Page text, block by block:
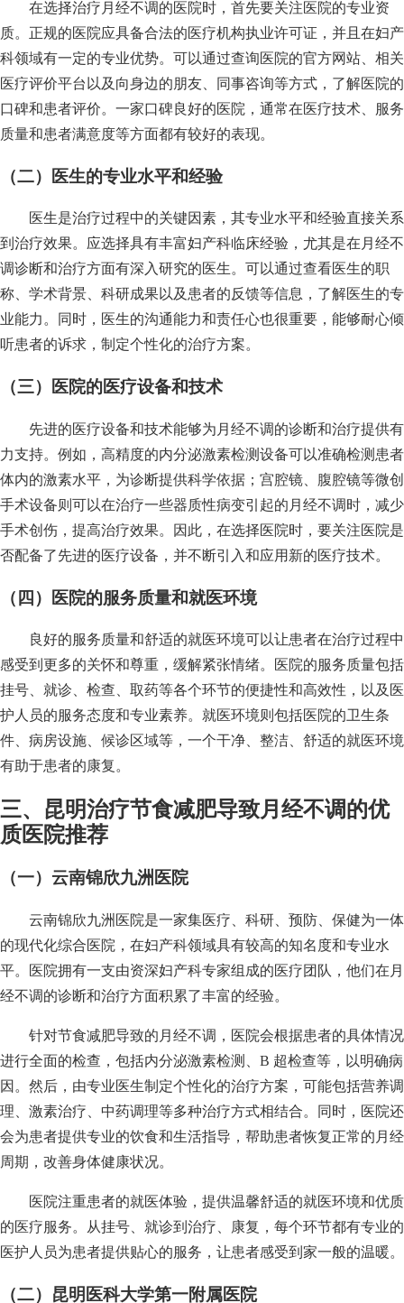
在选择治疗月经不调的医院时，首先要关注医院的专业资
质。正规的医院应具备合法的医疗机构执业许可证，并且在妇产
科领域有一定的专业优势。可以通过查询医院的官方网站、相关
医疗评价平台以及向身边的朋友、同事咨询等方式，了解医院的
口碑和患者评价。一家口碑良好的医院，通常在医疗技术、服务
质量和患者满意度等方面都有较好的表现。
（二）医生的专业水平和经验
医生是治疗过程中的关键因素，其专业水平和经验直接关系
到治疗效果。应选择具有丰富妇产科临床经验，尤其是在月经不
调诊断和治疗方面有深入研究的医生。可以通过查看医生的职
称、学术背景、科研成果以及患者的反馈等信息，了解医生的专
业能力。同时，医生的沟通能力和责任心也很重要，能够耐心倾
听患者的诉求，制定个性化的治疗方案。
（三）医院的医疗设备和技术
先进的医疗设备和技术能够为月经不调的诊断和治疗提供有
力支持。例如，高精度的内分泌激素检测设备可以准确检测患者
体内的激素水平，为诊断提供科学依据；宫腔镜、腹腔镜等微创
手术设备则可以在治疗一些器质性病变引起的月经不调时，减少
手术创伤，提高治疗效果。因此，在选择医院时，要关注医院是
否配备了先进的医疗设备，并不断引入和应用新的医疗技术。
（四）医院的服务质量和就医环境
良好的服务质量和舒适的就医环境可以让患者在治疗过程中
感受到更多的关怀和尊重，缓解紧张情绪。医院的服务质量包括
挂号、就诊、检查、取药等各个环节的便捷性和高效性，以及医
护人员的服务态度和专业素养。就医环境则包括医院的卫生条
件、病房设施、候诊区域等，一个干净、整洁、舒适的就医环境
有助于患者的康复。
三、昆明治疗节食减肥导致月经不调的优
质医院推荐
（一）云南锦欣九洲医院
云南锦欣九洲医院是一家集医疗、科研、预防、保健为一体
的现代化综合医院，在妇产科领域具有较高的知名度和专业水
平。医院拥有一支由资深妇产科专家组成的医疗团队，他们在月
经不调的诊断和治疗方面积累了丰富的经验。
针对节食减肥导致的月经不调，医院会根据患者的具体情况
进行全面的检查，包括内分泌激素检测、B 超检查等，以明确病
因。然后，由专业医生制定个性化的治疗方案，可能包括营养调
理、激素治疗、中药调理等多种治疗方式相结合。同时，医院还
会为患者提供专业的饮食和生活指导，帮助患者恢复正常的月经
周期，改善身体健康状况。
医院注重患者的就医体验，提供温馨舒适的就医环境和优质
的医疗服务。从挂号、就诊到治疗、康复，每个环节都有专业的
医护人员为患者提供贴心的服务，让患者感受到家一般的温暖。
（二）昆明医科大学第一附属医院